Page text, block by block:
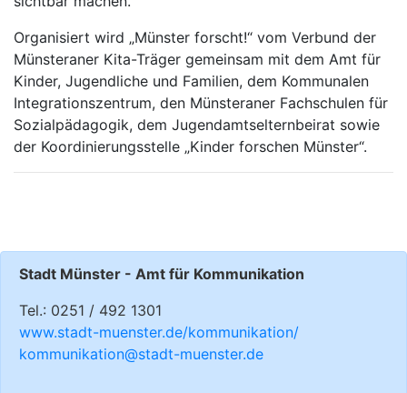
Organisiert wird „Münster forscht!“ vom Verbund der
Münsteraner Kita-Träger gemeinsam mit dem Amt für
Kinder, Jugendliche und Familien, dem Kommunalen
Integrationszentrum, den Münsteraner Fachschulen für
Sozialpädagogik, dem Jugendamtselternbeirat sowie
der Koordinierungsstelle „Kinder forschen Münster“.
Stadt Münster - Amt für Kommunikation
Tel.: 0251 / 492 1301
www.stadt-muenster.de/kommunikation/
kommunikation@stadt-muenster.de